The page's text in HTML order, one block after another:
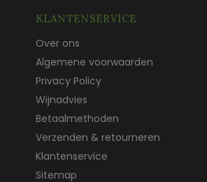
KLANTENSERVICE
Over ons
Algemene voorwaarden
Privacy Policy
Wijnadvies
Betaalmethoden
Verzenden & retourneren
Klantenservice
Sitemap